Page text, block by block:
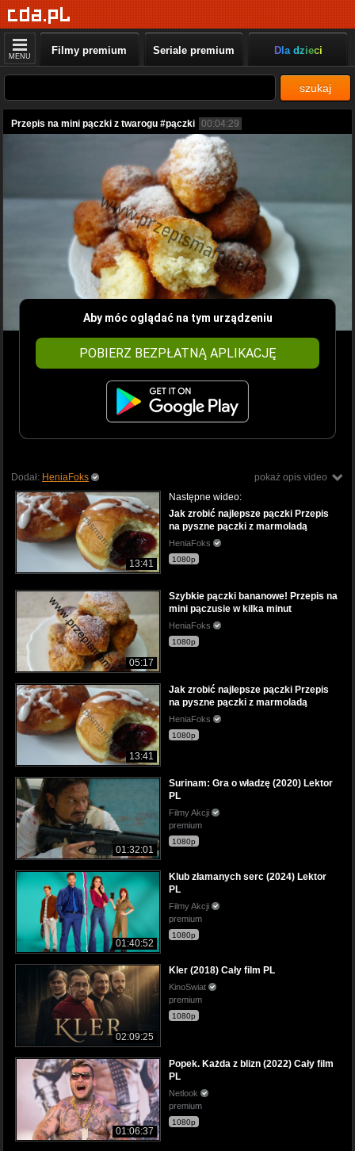
MENU Filmy premium Seriale premium Dla dzieci
szukaj
Przepis na mini pączki z twarogu #pączki 00:04:29
Aby móc oglądać na tym urządzeniu
POBIERZ BEZPŁATNĄ APLIKACJĘ
pokaż opis video
Dodał: HeniaFoks
13:41
Następne wideo:
Jak zrobić najlepsze pączki Przepis
na pyszne pączki z marmoladą
HeniaFoks
1080p
05:17
Szybkie pączki bananowe! Przepis na
mini pączusie w kilka minut
HeniaFoks
1080p
13:41
Jak zrobić najlepsze pączki Przepis
na pyszne pączki z marmoladą
HeniaFoks
1080p
01:32:01
Surinam: Gra o władzę (2020) Lektor
PL
Filmy Akcji
premium
1080p
01:40:52
Klub złamanych serc (2024) Lektor
PL
Filmy Akcji
premium
1080p
02:09:25
Kler (2018) Cały film PL
KinoSwiat
premium
1080p
01:06:37
Popek. Każda z blizn (2022) Cały film
PL
Netlook
premium
1080p